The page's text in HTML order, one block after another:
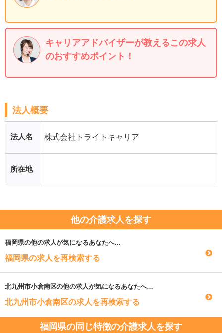
キャリアアドバイザーが教えるこの求人
のおすすめポイント！
法人概要
法人名 株式会社トライトキャリア
所在地
他の介護求人を探す
福岡県の他の求人が気になるあなたへ…
福岡県の求人を再検索する
北九州市小倉南区の他の求人が気になるあなたへ…
北九州市小倉南区の求人を再検索する
福岡県の同じ特徴の介護求人を探す